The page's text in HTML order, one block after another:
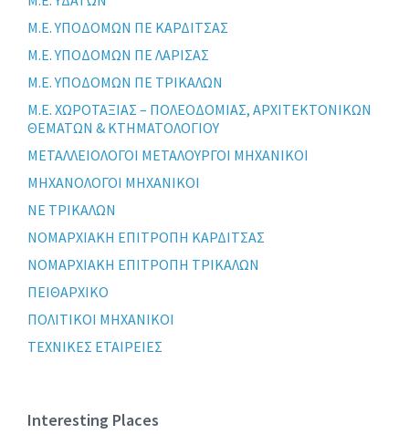
Μ.Ε. ΥΠΟΔΟΜΩΝ ΠΕ ΚΑΡΔΙΤΣΑΣ
Μ.Ε. ΥΠΟΔΟΜΩΝ ΠΕ ΛΑΡΙΣΑΣ
Μ.Ε. ΥΠΟΔΟΜΩΝ ΠΕ ΤΡΙΚΑΛΩΝ
Μ.Ε. ΧΩΡΟΤΑΞΙΑΣ – ΠΟΛΕΟΔΟΜΙΑΣ, ΑΡΧΙΤΕΚΤΟΝΙΚΩΝ
ΘΕΜΑΤΩΝ & ΚΤΗΜΑΤΟΛΟΓΙΟΥ
ΜΕΤΑΛΛΕΙΟΛΟΓΟΙ ΜΕΤΑΛΟΥΡΓΟΙ ΜΗΧΑΝΙΚΟΙ
ΜΗΧΑΝΟΛΟΓΟΙ ΜΗΧΑΝΙΚΟΙ
ΝΕ ΤΡΙΚΑΛΩΝ
ΝΟΜΑΡΧΙΑΚΗ ΕΠΙΤΡΟΠΗ ΚΑΡΔΙΤΣΑΣ
ΝΟΜΑΡΧΙΑΚΗ ΕΠΙΤΡΟΠΗ ΤΡΙΚΑΛΩΝ
ΠΕΙΘΑΡΧΙΚΟ
ΠΟΛΙΤΙΚΟΙ ΜΗΧΑΝΙΚΟΙ
ΤΕΧΝΙΚΕΣ ΕΤΑΙΡΕΙΕΣ
Interesting Places